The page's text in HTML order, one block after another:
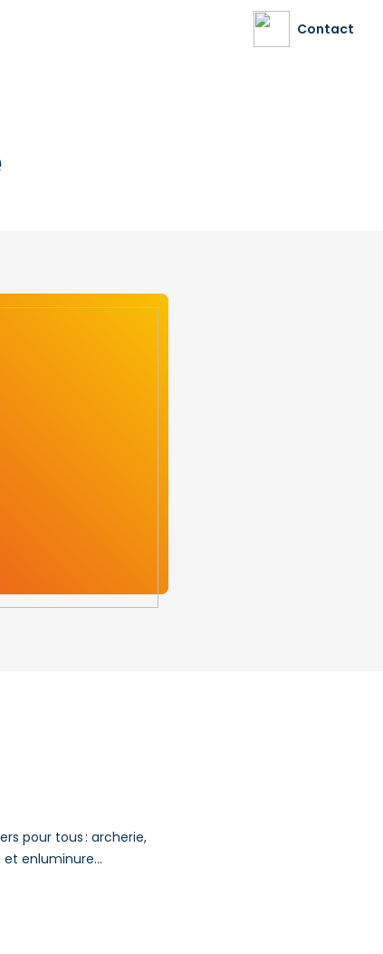
Contact
pour tous : archerie,
et enluminure…